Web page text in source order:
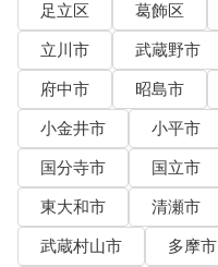
足立区
葛飾区
立川市
武蔵野市
府中市
昭島市
小金井市
小平市
国分寺市
国立市
東大和市
清瀬市
武蔵村山市
多摩市